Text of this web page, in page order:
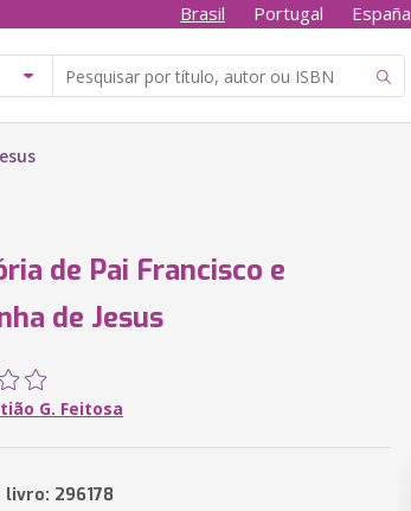
Brasil Portugal España
de Pai Francisco e
de Jesus
G. Feitosa
livro: 296178